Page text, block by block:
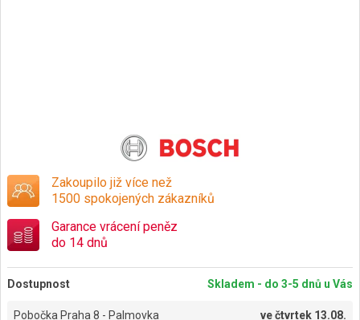
Zakoupilo již více než
1500 spokojených zákazníků
Garance vrácení peněz
do 14 dnů
Dostupnost Skladem - do 3-5 dnů u Vás
Pobočka Praha 8 - Palmovka večtvrtek 13.08.